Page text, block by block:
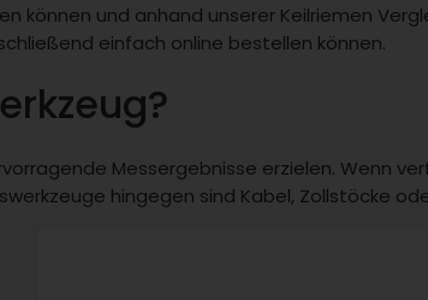
können und anhand unserer Keilriemen
einfach online bestellen können.
Messergebnisse erzielen. Wenn
hingegen sind Kabel, Zollstöcke